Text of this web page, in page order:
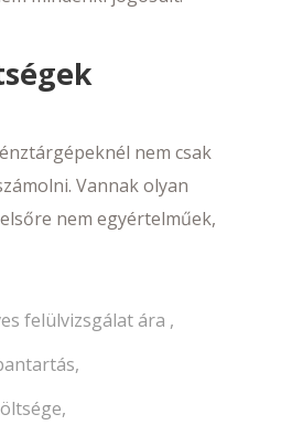
nem csak
Vannak olyan
nem egyértelműek,
felülvizsgálat ára ,